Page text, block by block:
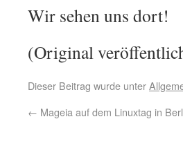
Wir sehen uns dort!
(Original
Dieser Beitrag wurde unter
← Mageia auf dem Linuxtag in